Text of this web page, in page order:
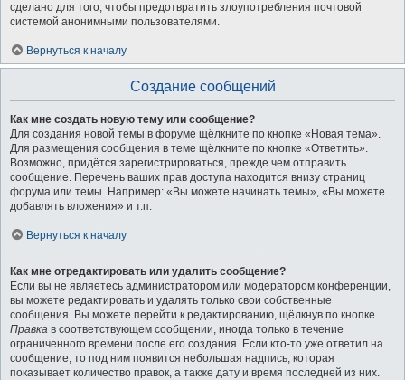
сделано для того, чтобы предотвратить злоупотребления почтовой
системой анонимными пользователями.
Вернуться к началу
Создание сообщений
Как мне создать новую тему или сообщение?
Для создания новой темы в форуме щёлкните по кнопке «Новая тема».
Для размещения сообщения в теме щёлкните по кнопке «Ответить».
Возможно, придётся зарегистрироваться, прежде чем отправить
сообщение. Перечень ваших прав доступа находится внизу страниц
форума или темы. Например: «Вы можете начинать темы», «Вы можете
добавлять вложения» и т.п.
Вернуться к началу
Как мне отредактировать или удалить сообщение?
Если вы не являетесь администратором или модератором конференции,
вы можете редактировать и удалять только свои собственные
сообщения. Вы можете перейти к редактированию, щёлкнув по кнопке
Правка в соответствующем сообщении, иногда только в течение
ограниченного времени после его создания. Если кто-то уже ответил на
сообщение, то под ним появится небольшая надпись, которая
показывает количество правок, а также дату и время последней из них.